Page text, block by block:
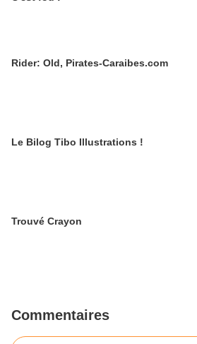
Rider: Old, Pirates-Caraibes.com
Le Bilog Tibo Illustrations !
Trouvé Crayon
Commentaires